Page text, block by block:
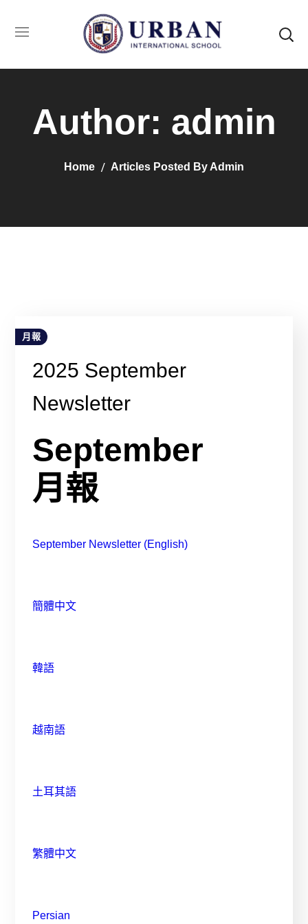
Author: admin
Home Articles Posted By Admin
月報
2025 September
Newsletter
September
月報
September Newsletter (English)
簡體中文
韓語
越南語
土耳其語
繁體中文
Persian